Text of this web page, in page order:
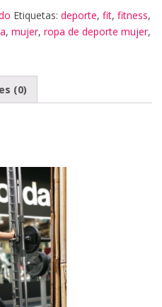
Etiquetas:deporte,fit,fitness,
,mujer,ropa de deporte mujer,
(0)